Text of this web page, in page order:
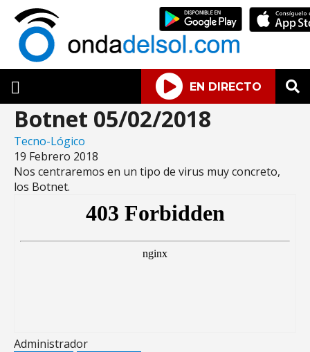
EN DIRECTO
Botnet 05/02/2018
Tecno-Lógico
19 Febrero 2018
Nos centraremos en un tipo de virus muy concreto,
los Botnet.
Administrador